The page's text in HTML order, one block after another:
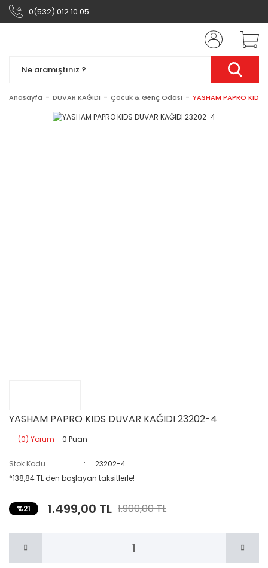
0(532) 012 10 05
Anasayfa DUVAR KAĞIDI Çocuk & Genç Odası YASHAM PAPRO
YASHAM PAPRO KIDS DUVAR KAĞIDI 23202-4
(0) Yorum - 0 Puan
Stok Kodu
23202-4
*138,84 TL den başlayan taksitlerle!
%21 1.499,00 TL 1.900,00 TL